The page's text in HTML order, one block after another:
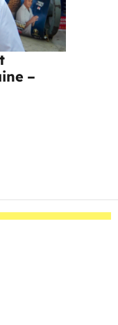
–